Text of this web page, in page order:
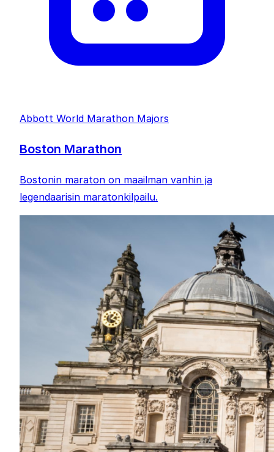
Abbott World Marathon Majors
Boston Marathon
Bostonin maraton on maailman vanhin ja
legendaarisin maratonkilpailu.